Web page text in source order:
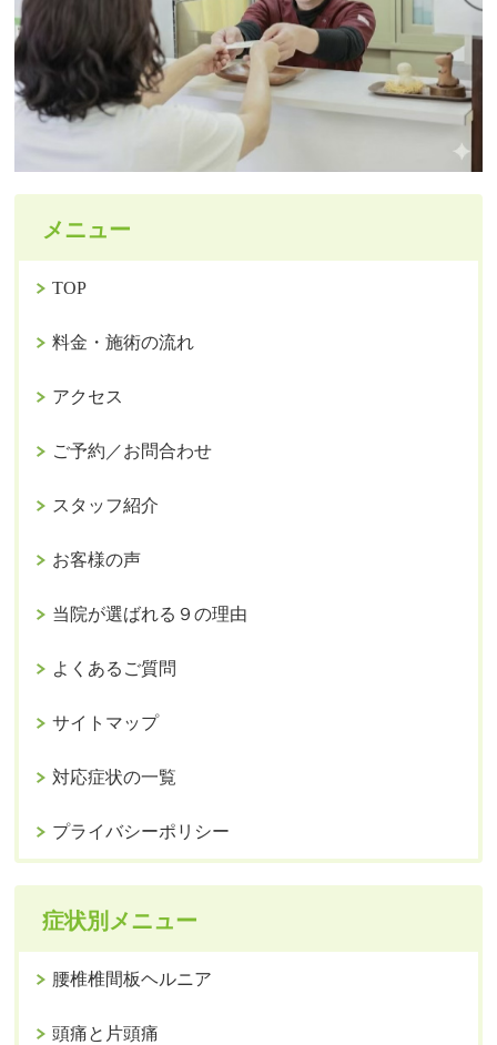
メニュー
TOP
料金・施術の流れ
アクセス
ご予約／お問合わせ
スタッフ紹介
お客様の声
当院が選ばれる９の理由
よくあるご質問
サイトマップ
対応症状の一覧
プライバシーポリシー
症状別メニュー
腰椎椎間板ヘルニア
頭痛と片頭痛